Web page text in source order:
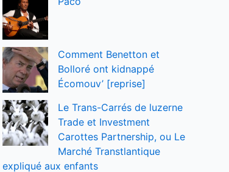
Comment Benetton et
Bolloré ont kidnappé
Écomouv’ [reprise]
Le Trans-Carrés de luzerne
Trade et Investment
Carottes Partnership, ou Le
Marché Transtlantique
expliqué aux enfants